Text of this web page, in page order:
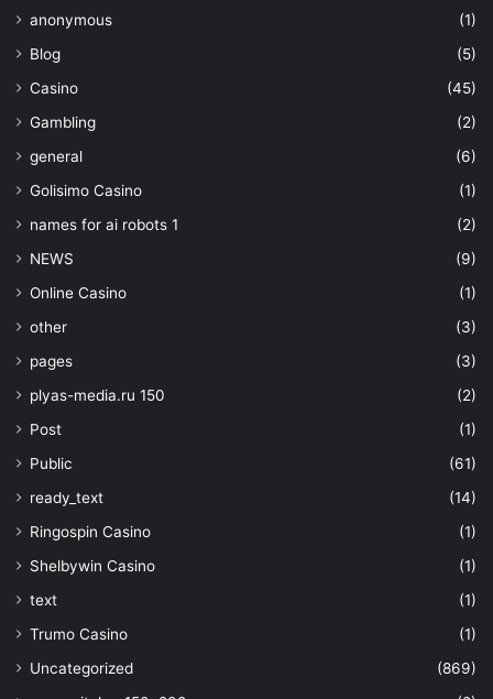
anonymous
(1)
Blog
(5)
Casino
(45)
Gambling
(2)
general
(6)
Golisimo Casino
(1)
names for ai robots 1
(2)
NEWS
(9)
Online Casino
(1)
other
(3)
pages
(3)
plyas-media.ru 150
(2)
Post
(1)
Public
(61)
ready_text
(14)
Ringospin Casino
(1)
Shelbywin Casino
(1)
text
(1)
Trumo Casino
(1)
Uncategorized
(869)